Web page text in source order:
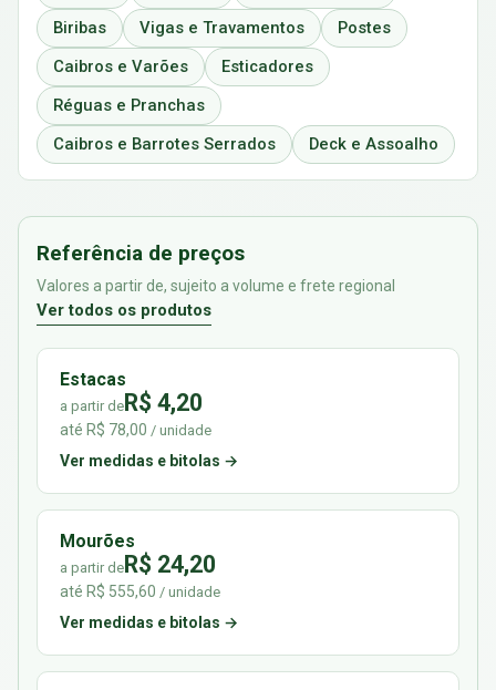
Biribas
Vigas e Travamentos
Postes
Caibros e Varões
Esticadores
Réguas e Pranchas
Caibros e Barrotes Serrados
Deck e Assoalho
Referência de preços
Valores a partir de, sujeito a volume e frete regional
Ver todos os produtos
Estacas
a partir deR$ 4,20
até R$ 78,00 / unidade
Ver medidas e bitolas →
Mourões
a partir deR$ 24,20
até R$ 555,60 / unidade
Ver medidas e bitolas →